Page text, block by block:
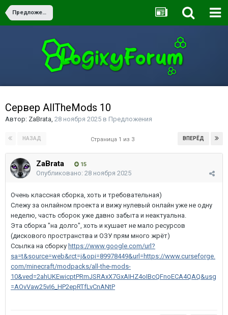
Предложения
Сервер AllTheMods 10
Автор: ZaBrata, 28 ноября 2025 в Предложения
НАЗАД ВПЕРЁД
Страница 1 из 3
ZaBrata 15
Опубликовано: 28 ноября 2025
Очень классная сборка, хоть и требовательная)
Слежу за онлайном проекта и вижу нулевый онлайн уже не одну
неделю, часть сборок уже давно забыта и неактуальна.
Эта сборка "на долго", хоть и кушает не мало ресурсов
(дискового пространства и ОЗУ прям много жрёт)
Ссылка на сборку https://www.google.com/url?
sa=t&source=web&rct=j&opi=89978449&url=https://www.curseforge.
com/minecraft/modpacks/all-the-mods-
10&ved=2ahUKEwicptPRmJSRAxX7GxAIHZ4oIBcQFnoECA4QAQ&usg
=AOvVaw25vI6_HP2epRTfLvCnANtP